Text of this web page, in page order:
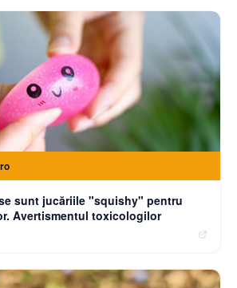
sunt jucăriile "squishy" pentru
Avertismentul toxicologilor